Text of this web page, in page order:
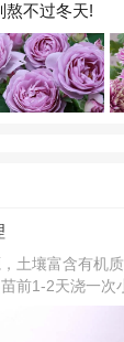
熬不过冬天!
土壤富含有机
前1-2天浇一次
出葱苗。3、切